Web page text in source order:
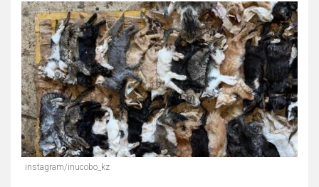
instagram/inucobo_kz